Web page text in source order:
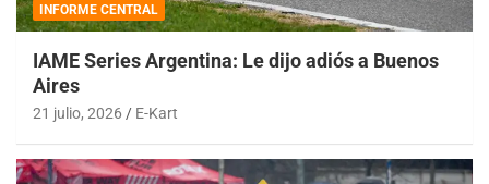
INFORME CENTRAL
IAME Series Argentina: Le dijo adiós a Buenos
Aires
21 julio, 2026 E-Kart